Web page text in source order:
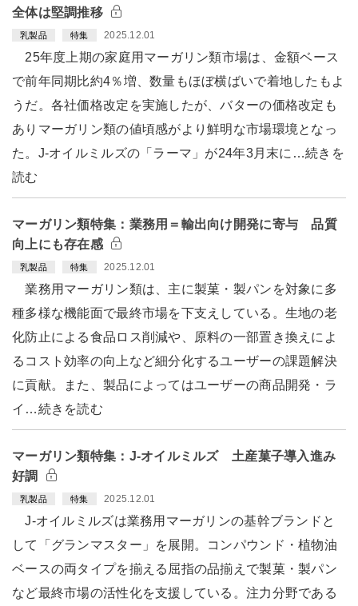
全体は堅調推移
乳製品 特集 2025.12.01
25年度上期の家庭用マーガリン類市場は、金額ベース
で前年同期比約4％増、数量もほぼ横ばいで着地したもよ
うだ。各社価格改定を実施したが、バターの価格改定も
ありマーガリン類の値頃感がより鮮明な市場環境となっ
た。J-オイルミルズの「ラーマ」が24年3月末に…続きを
読む
マーガリン類特集：業務用＝輸出向け開発に寄与 品質
向上にも存在感
乳製品 特集 2025.12.01
業務用マーガリン類は、主に製菓・製パンを対象に多
種多様な機能面で最終市場を下支えしている。生地の老
化防止による食品ロス削減や、原料の一部置き換えによ
るコスト効率の向上など細分化するユーザーの課題解決
に貢献。また、製品によってはユーザーの商品開発・ラ
イ…続きを読む
マーガリン類特集：J-オイルミルズ 土産菓子導入進み
好調
乳製品 特集 2025.12.01
J-オイルミルズは業務用マーガリンの基幹ブランドと
して「グランマスター」を展開。コンパウンド・植物油
ベースの両タイプを揃える屈指の品揃えで製菓・製パン
など最終市場の活性化を支援している。注力分野である